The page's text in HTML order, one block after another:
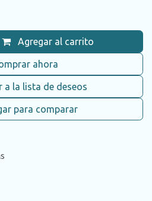
Agregar al carrito
ahora
para comparar
a la lista de deseos